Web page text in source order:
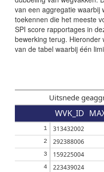
van een aggregatie waarbij
toekennen die het meeste
SPI score rapportages in
bewerking terug. Hieronder
van de tabel waarbij één
Uitsnede
WVK_ID
1 313432002
2 292388006
3 159225004
4 223439024